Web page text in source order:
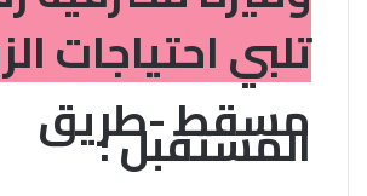
تلبي احتياجات
مسقط -طريق
المستقبل :